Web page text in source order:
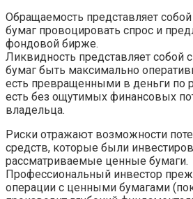
Обращаемость представляет
бумаг провоцировать спрос и
фондовой бирже.
Ликвидность представляет собой
бумаг быть максимально
есть превращенными в деньги по
есть без ощутимых финансовых
владельца.
Риски отражают возможности
средств, которые были
рассматриваемые ценные бумаги.
Профессиональный инвестор
операции с ценными бумагами